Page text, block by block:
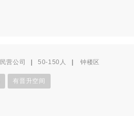
民营公司 50-150人 钟楼区
有晋升空间